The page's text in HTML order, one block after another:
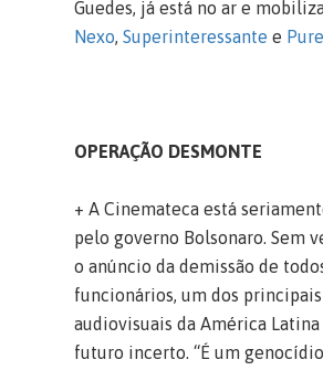
Guedes, já está no ar e
Nexo,Superinteressante e
OPERAÇÃO DESMONTE
+ A Cinemateca está
pelo governo Bolsonaro. Sem
o anúncio da demissão de
funcionários, um dos
audiovisuais da América
futuro incerto. “É um